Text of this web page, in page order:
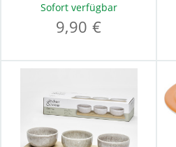
Sofort verfügbar
9,90 €